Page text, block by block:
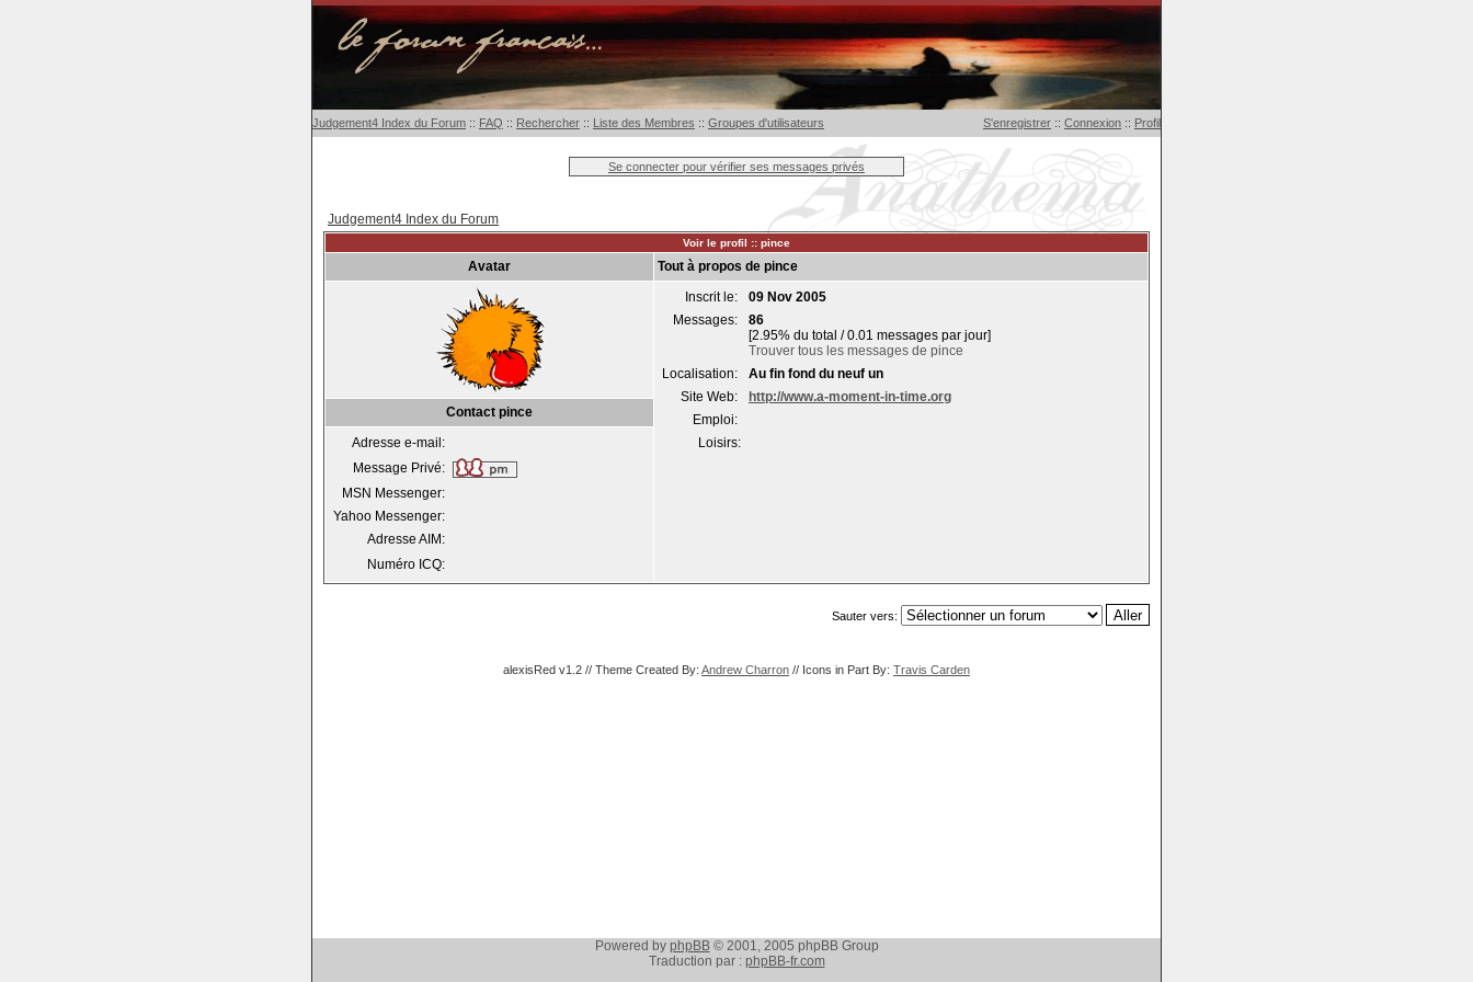
Judgement4 Index du Forum :: FAQ :: Rechercher :: Liste des Membres :: Groupes d'utilisateurs S'enregistrer :: Connexion :: Profil
Se connecter pour vérifier ses messages privés
Judgement4 Index du Forum
Voir le profil :: pince
Avatar
Tout à propos de pince
Inscrit le:
09 Nov 2005
Messages:
86
[2.95% du total / 0.01 messages par jour]
Trouver tous les messages de pince
Localisation:
Au fin fond du neuf un
Site Web:
http://www.a-moment-in-time.org
Emploi:
Loisirs:
Contact pince
Adresse e-mail:
Message Privé:
MSN Messenger:
Yahoo Messenger:
Adresse AIM:
Numéro ICQ:
Sauter vers:
alexisRed v1.2 // Theme Created By: Andrew Charron // Icons in Part By: Travis Carden
Powered by phpBB© 2001, 2005 phpBB Group
Traduction par : phpBB-fr.com